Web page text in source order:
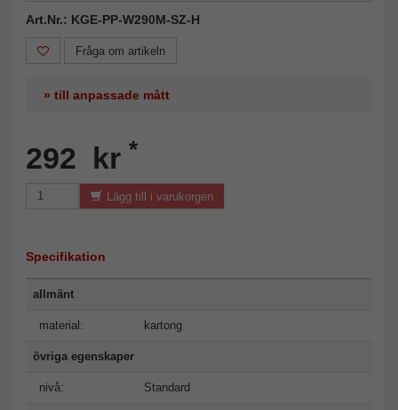
Art.Nr.: KGE-PP-W290M-SZ-H
Fråga om artikeln
» till anpassade mått
292 kr *
Lägg till i varukorgen
Specifikation
allmänt
material: kartong
övriga egenskaper
nivå: Standard